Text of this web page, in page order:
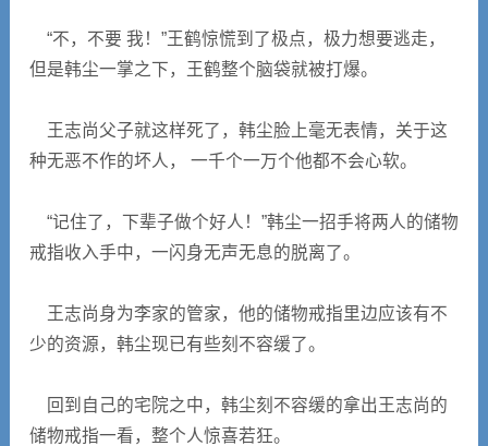
“不，不要 我！”王鹤惊慌到了极点，极力想要逃走，
但是韩尘一掌之下，王鹤整个脑袋就被打爆。
王志尚父子就这样死了，韩尘脸上毫无表情，关于这
种无恶不作的坏人， 一千个一万个他都不会心软。
“记住了，下辈子做个好人！”韩尘一招手将两人的储物
戒指收入手中，一闪身无声无息的脱离了。
王志尚身为李家的管家，他的储物戒指里边应该有不
少的资源，韩尘现已有些刻不容缓了。
回到自己的宅院之中，韩尘刻不容缓的拿出王志尚的
储物戒指一看，整个人惊喜若狂。